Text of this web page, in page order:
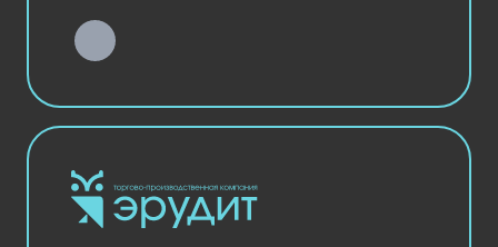
Хозяйственные Товары
Столовая и пищеблок
Оснащение кабинетов
Медицинский кабинет